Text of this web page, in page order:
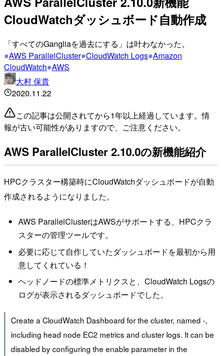
CloudWatchダッシュボード自動作成
「すべてのGangliaを過去にする」は叶わなかった。
AWS ParallelCluster CloudWatch Logs Amazon
CloudWatch AWS
大村 保貴
2020.11.22
この記事は公開されてから1年以上経過しています。情
報が古い可能性がありますので、ご注意ください。
AWS ParallelCluster 2.10.0の新機能紹介
HPCクラスター構築時にCloudWatchダッシュボードが自動
作成されるようになりました。
AWS ParallelClusterはAWSがサポートする、HPCクラ
スターの管理ツールです。
必要に応じて自作していたダッシュボードを最初から用
意してくれている！
ヘッドノードの標準メトリクスと、CloudWatch Logsの
ログが表示されるダッシュボードでした。
Create a CloudWatch Dashboard for the cluster, named -,
including head node EC2 metrics and cluster logs. It can be
disabled by configuring the enable parameter in the